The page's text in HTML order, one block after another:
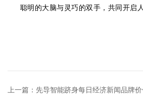
聪明的大脑与灵巧的双手，共同开启
上一篇：先导智能跻身每日经济新闻品牌